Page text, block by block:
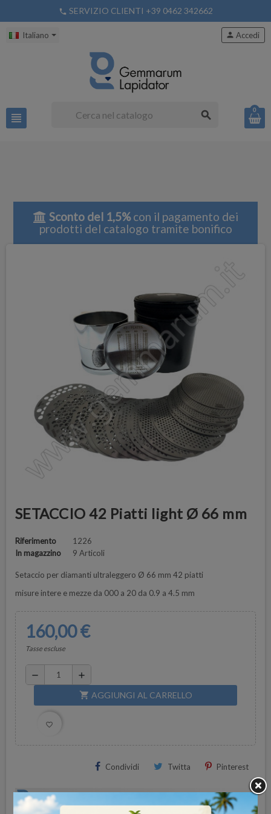
phone SERVIZIO CLIENTI +39 0462 342662
Italiano
view_headline search
person Accedi
0
Sconto del 1,5%con il pagamento dei
prodotti del catalogo tramite bonifico
SETACCIO 42 Piatti light Ø 66 mm
Riferimento
1226
In magazzino
9 Articoli
Setaccio per diamanti ultraleggero Ø 66 mm 42 piatti
misure intere e mezze da 000 a 20 da 0.9 a 4.5 mm
160,00 €
Tasse escluse
remove add
shopping_cart AGGIUNGI AL CARRELLO
favorite_border
Condividi Twitta Pinterest
SUPER OCCASIONI